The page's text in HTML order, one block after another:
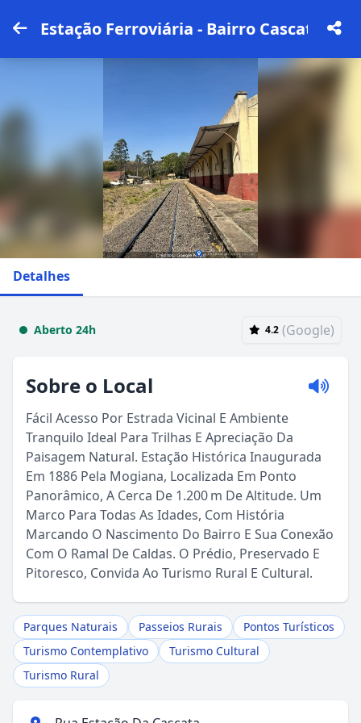
Estação Ferroviária - Bairro Cascata
Detalhes
Aberto 24h 4.2 (Google)
Sobre o Local
Fácil Acesso Por Estrada Vicinal E Ambiente
Tranquilo Ideal Para Trilhas E Apreciação Da
Paisagem Natural. Estação Histórica Inaugurada
Em 1886 Pela Mogiana, Localizada Em Ponto
Panorâmico, A Cerca De 1.200 m De Altitude. Um
Marco Para Todas As Idades, Com História
Marcando O Nascimento Do Bairro E Sua Conexão
Com O Ramal De Caldas. O Prédio, Preservado E
Pitoresco, Convida Ao Turismo Rural E Cultural.
Parques Naturais Passeios Rurais
Pontos Turísticos
Turismo Contemplativo
Turismo Cultural
Turismo Rural
Sou Turista em Águas da Prata
Sou Morador